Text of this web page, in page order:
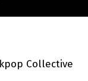
Collective